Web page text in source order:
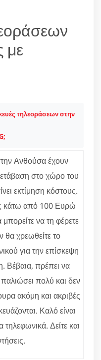
με
τηλεοράσεων στην
Ανθούσα έχουν
στο χώρο του
εκτίμηση κόστους.
κάτω από 100 Ευρώ
να τη φέρετε
θα χρεωθείτε το
για την επίσκεψη
Βέβαια, πρέπει να
παλιώσει πολύ και δεν
ακόμη και ακριβές
Καλό είναι
Δείτε και